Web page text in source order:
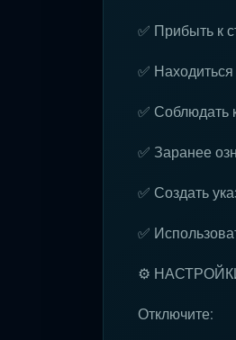
✅ Прибыть к
✅
✅ Соблюдать
✅ Заранее
✅ Создать
✅
⚙️
Отключите: